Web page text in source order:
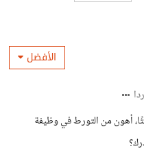
الأفضل
أهون من التورط في وظيفة